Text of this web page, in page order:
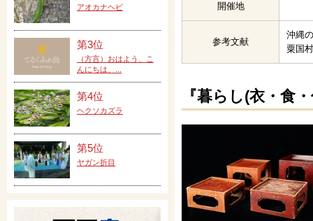
開催地
参考文献
沖縄
粟国
『暮らし(衣・食
アオカナヘビ
第3位
（方言）おはよう、こ
んにちは、...
第4位
ヘクソカズラ
第5位
ヤガン折目